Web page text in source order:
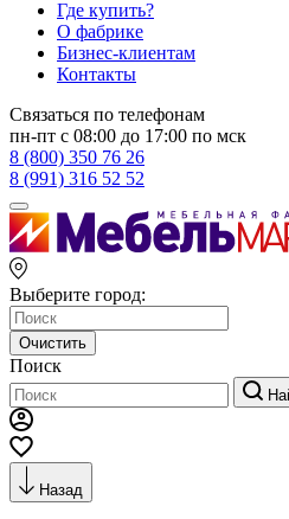
Где купить?
О фабрике
Бизнес-клиентам
Контакты
Связаться по телефонам
пн-пт с 08:00 до 17:00 по мск
8 (800) 350 76 26
8 (991) 316 52 52
Выберите город:
Очистить
Поиск
Назад